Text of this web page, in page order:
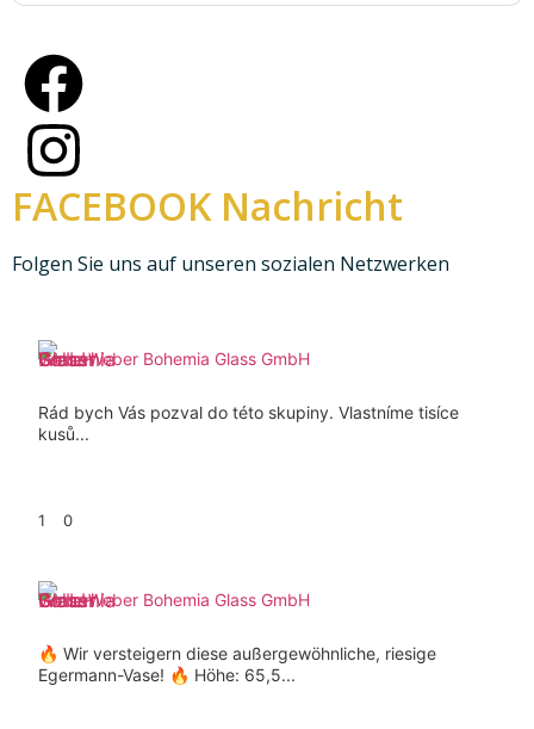
FACEBOOK Nachricht
Folgen Sie uns auf unseren sozialen Netzwerken
Weber Bohemia Glass GmbH
Rád bych Vás pozval do této skupiny. Vlastníme tisíce
kusů...
1 0
Weber Bohemia Glass GmbH
🔥 Wir versteigern diese außergewöhnliche, riesige
Egermann-Vase! 🔥 Höhe: 65,5...